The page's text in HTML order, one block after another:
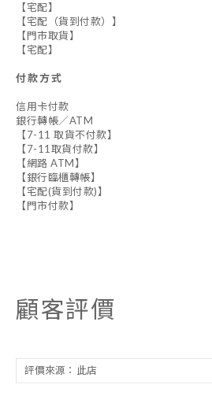
【宅配】
【宅配（貨到付款）】
【門市取貨】
【宅配】
付款方式
信用卡付款
銀行轉帳／ATM
【7-11 取貨不付款】
【7-11取貨付款】
【網路 ATM】
【銀行臨櫃轉帳】
【宅配(貨到付款)】
【門市付款】
顧客評價